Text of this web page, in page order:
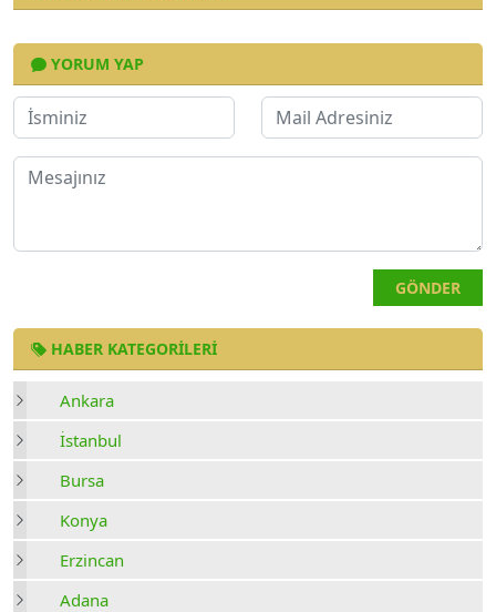
HABER KATEGORILERI
Ankara
İstanbul
Bursa
Konya
Erzincan
Adana
YORUM YAP
GÖNDER